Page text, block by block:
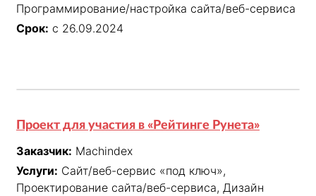
Программирование/настройка сайта/веб-сервиса
Срок: с 26.09.2024
Проект для участия в «Рейтинге Рунета»
Заказчик: Machindex
Услуги: Сайт/веб-сервис «под ключ»,
Проектирование сайта/веб-сервиса, Дизайн